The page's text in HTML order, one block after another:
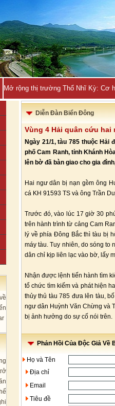
Mở rộng thị trường Thổ Nhĩ Kỳ: Cơ
Diễn Đàn Biển Đông
Vùng 4 Hải quân cứu
Ngày 21/1, tàu 785 thuộc Hải
phố Cam Ranh, tỉnh Khánh
lên bờ đã bàn giao cho gia
Hai ngư dân bị nạn gồm ông
cá KH 91593 TS và ông Trần
Trước đó, vào lúc 17 giờ 30
trên hành trình từ cảng Cam
lý về phía Đông Bắc thì tàu bị
máy tàu. Tuy nhiên, do sóng to
dân chỉ kịp liên lạc vào bờ, lấy
Nhận được lệnh tiến hành tìm
tổ chức tìm kiếm và phát hiện
thủy thủ tàu 785 đưa lên tàu,
ngư dân Huỳnh Văn Chừng và
bị ảnh hưởng do sự cố nói trên.
Phản Hồi Của Độc Giả Về
Họ và Tên
Địa chỉ
Email
Tiêu đề